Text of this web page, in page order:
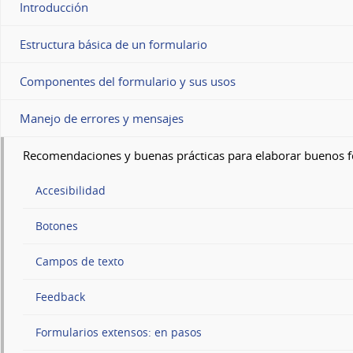
Introducción
Estructura básica de un formulario
Componentes del formulario y sus usos
Manejo de errores y mensajes
Recomendaciones y buenas prácticas para elaborar buenos
Accesibilidad
Botones
Campos de texto
Feedback
Formularios extensos: en pasos